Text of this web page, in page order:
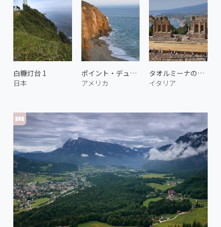
白糠灯台 1
日本
ポイント・デュム 1
アメリカ
タオルミーナの古代劇場 1
イタリア